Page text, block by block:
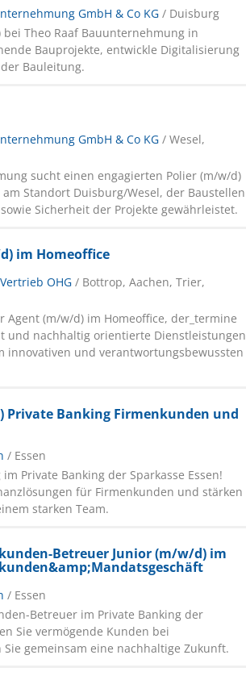
GmbH & Co KG / Duisburg
Theo Raaf Bauunternehmung in
Bauprojekte, entwickle Digitalisierung
Bauleitung.
GmbH & Co KG / Wesel,
sucht einen engagierten Polier (m/w/d)
Standort Duisburg/Wesel, der Baustellen
Sicherheit der Projekte gewährleistet.
im Homeoffice
OHG / Bottrop, Aachen, Trier,
Agent (m/w/d) im Homeoffice, der_termine
und nachhaltig orientierte Dienstleistungen
innovativen und verantwortungsbewussten
Banking Firmenkunden und
/ Essen
Private Banking der Sparkasse Essen!
für Firmenkunden und stärken
starken Team.
Betreuer Junior (m/w/d) im
/ Essen
Betreuer im Private Banking der
Sie vermögende Kunden bei
gemeinsam eine nachhaltige Zukunft.